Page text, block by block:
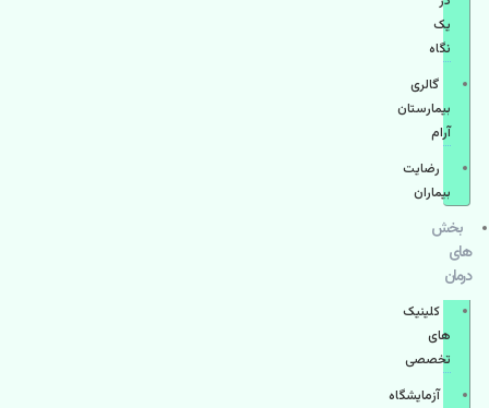
یک
نگاه
گالری
بیمارستان
آرام
رضایت
بیماران
بخش
های
درمان
کلینیک
های
تخصصی
آزمایشگاه